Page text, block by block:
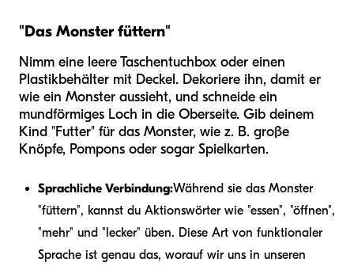
"Das Monster füttern"
Nimm eine leere Taschentuchbox oder einen
Plastikbehälter mit Deckel. Dekoriere ihn, damit er
wie ein Monster aussieht, und schneide ein
mundförmiges Loch in die Oberseite. Gib deinem
Kind "Futter" für das Monster, wie z. B. große
Knöpfe, Pompons oder sogar Spielkarten.
Sprachliche Verbindung:Während sie das Monster
"füttern", kannst du Aktionswörter wie "essen", "öffnen",
"mehr" und "lecker" üben. Diese Art von funktionaler
Sprache ist genau das, worauf wir uns in unseren